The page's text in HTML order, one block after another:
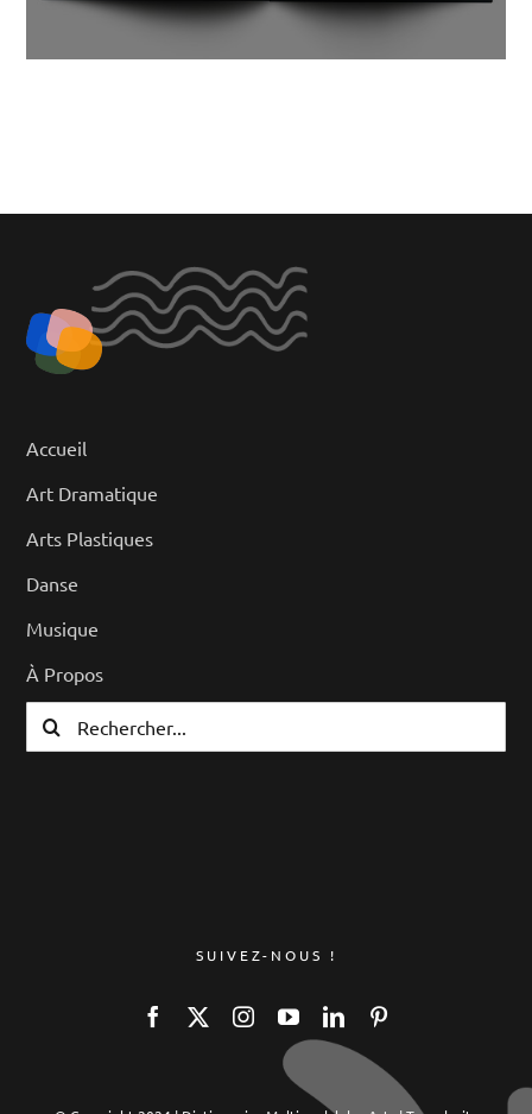
Accueil
Art Dramatique
Arts Plastiques
Danse
Musique
À Propos
Rechercher:
SUIVEZ-NOUS !